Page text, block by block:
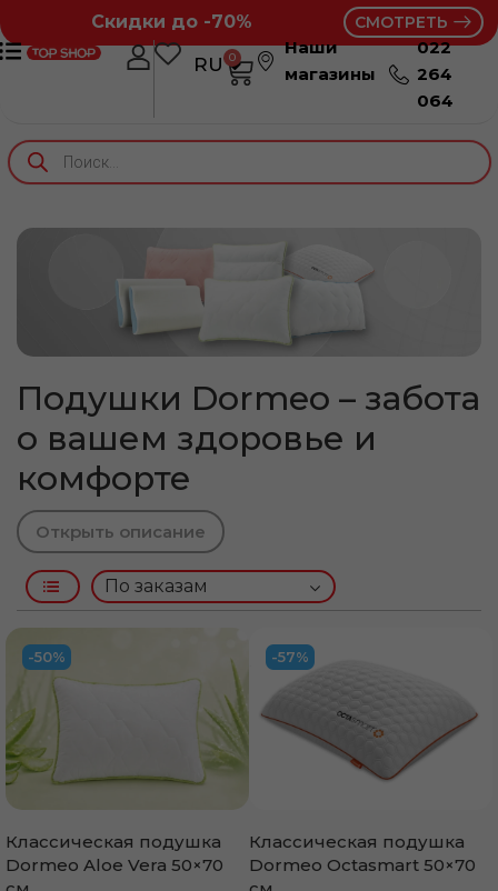
Скидки до -70% СМОТРЕТЬ
RU
RO
0
Наши
магазины
022
264
064
Подушки Dormeo – забота
о вашем здоровье и
комфорте
Открыть описание
-50%
Классическая подушка
Dormeo Aloe Vera 50×70
-57%
Классическая подушка
Dormeo Octasmart 50×70